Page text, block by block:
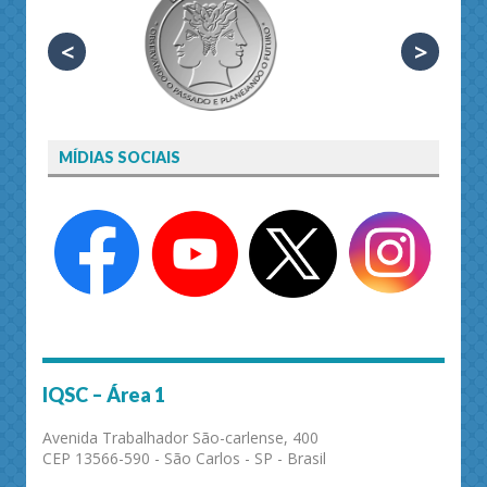
< >
MÍDIAS SOCIAIS
IQSC – Área 1
Avenida Trabalhador São-carlense, 400
CEP 13566-590 - São Carlos - SP - Brasil